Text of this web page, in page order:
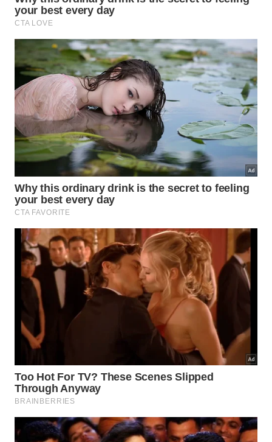
gerando uma atmosfera de grande
garantindo o
O local certo faz toda a diferença para manter a espada-
de-são-jorge saudável e vistosa. -
sociais da residência, listamos os posicionamentos
mais recomendados pelos especialistas em
ambientação interna. Estas opções valorizam a
arquitetura dos cômodos e promovem um elemento
de puro
estilo e rara beleza :
Próximo a janelas amplas para captar a claridade
natural sem sol direto.
Em cantos estratégicos da sala de estar para
preencher vazios arquitetônicos.
Ao longo de corredores bem iluminados para
criar um corredor verde elegante.
Como manter a planta saudável por